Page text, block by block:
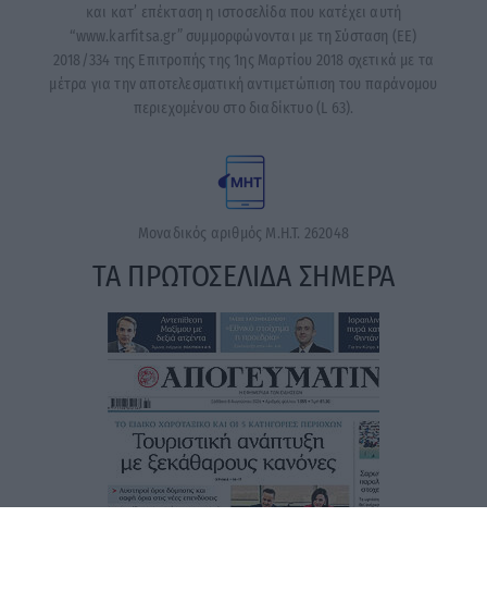
και κατ’ επέκταση η ιστοσελίδα που κατέχει αυτή
“www.karfitsa.gr” συμμορφώνονται με τη Σύσταση (ΕΕ)
2018/334 της Επιτροπής της 1ης Μαρτίου 2018 σχετικά με τα
μέτρα για την αποτελεσματική αντιμετώπιση του παράνομου
περιεχομένου στο διαδίκτυο (L 63).
Μοναδικός αριθμός Μ.Η.Τ. 262048
ΤΑ ΠΡΩΤΟΣΕΛΙΔΑ ΣΗΜΕΡΑ